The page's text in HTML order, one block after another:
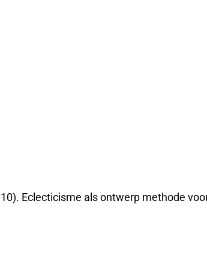
Eclecticisme als ontwerp methode